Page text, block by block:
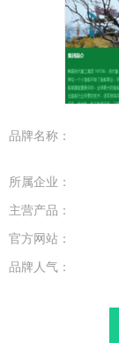
品牌名称：
所属企业：
主营产品：
官方网站：
品牌人气：